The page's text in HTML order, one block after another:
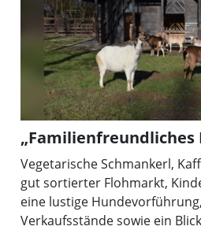
„Familienfreundliches
Vegetarische Schmankerl,
gut sortierter Flohmarkt,
eine lustige
Verkaufsstände sowie ein